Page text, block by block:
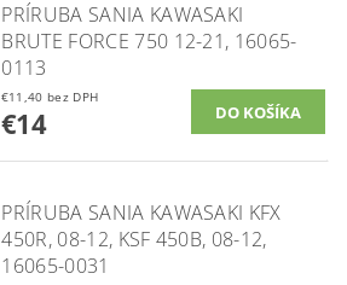
PRÍRUBA SANIA KAWASAKI
BRUTE FORCE 750 12-21, 16065-
0113
€11,40 bez DPH
€14
PRÍRUBA SANIA KAWASAKI KFX
450R, 08-12, KSF 450B, 08-12,
16065-0031